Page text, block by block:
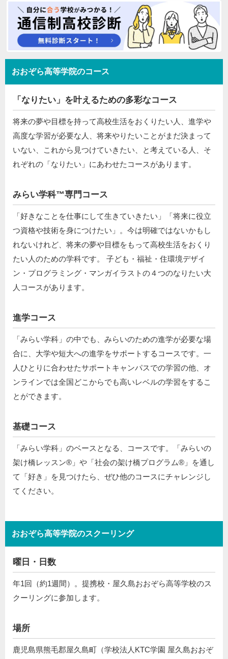
おおぞら高等学院のコース
「なりたい」を叶えるための多彩なコース
将来の夢や目標を持って高校生活をおくりたい人、進学や
高度な学習が必要な人、将来やりたいことがまだ決まって
いない、これから見つけていきたい、と考えている人、そ
れぞれの「なりたい」にあわせたコースがあります。
みらい学科™専門コース
「好きなことを仕事にして生きていきたい」「将来に役立
つ資格や技術を身につけたい」。今は明確ではないかもし
れないけれど、将来の夢や目標をもって高校生活をおくり
たい人のための学科です。 子ども・福祉・住環境デザイ
ン・プログラミング・マンガイラストの４つのなりたい大
人コースがあります。
進学コース
「みらい学科」の中でも、みらいのための進学が必要な場
合に、大学や短大への進学をサポートするコースです。一
人ひとりに合わせたサポートキャンパスでの学習の他、オ
ンラインでは全国どこからでも高いレベルの学習をするこ
とができます。
基礎コース
「みらい学科」のベースとなる、コースです。「みらいの
架け橋レッスン®」や「社会の架け橋プログラム®️」を通し
て「好き」を見つけたら、ぜひ他のコースにチャレンジし
てください。
おおぞら高等学院のスクーリング
曜日・日数
年1回（約1週間）。提携校・屋久島おおぞら高等学校のス
クーリングに参加します。
場所
鹿児島県熊毛郡屋久島町（学校法人KTC学園 屋久島おおぞ